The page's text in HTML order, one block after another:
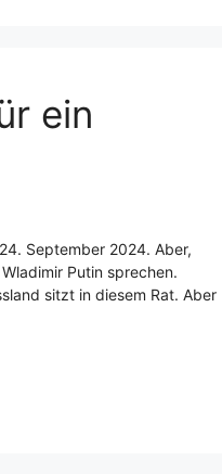
ein
September 2024. Aber,
Putin sprechen.
sitzt in diesem Rat. Aber